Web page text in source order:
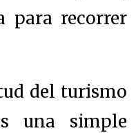
para recorrer
del turismo
una simple